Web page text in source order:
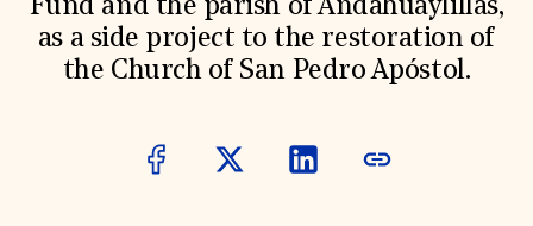
History
Global Offices
News & Articles
Fund and the parish of Andahuaylillas,
as a side project to the restoration of
the Church of San Pedro Apóstol.